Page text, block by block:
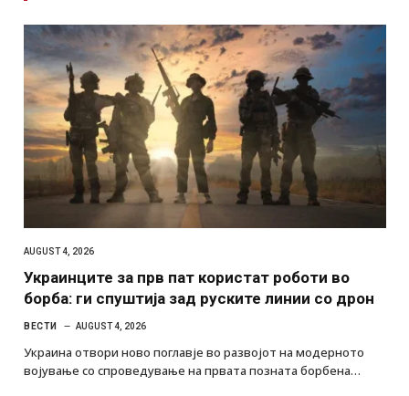
AUGUST 4, 2026
Украинците за прв пат користат роботи во
борба: ги спуштија зад руските линии со дрон
ВЕСТИ AUGUST 4, 2026
Украина отвори ново поглавје во развојот на модерното
војување со спроведување на првата позната борбена…